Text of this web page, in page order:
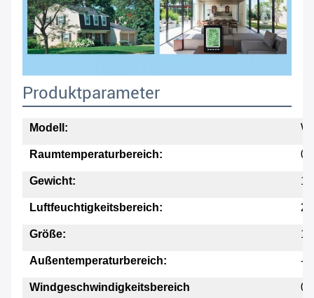
Produktparameter
Modell:
Raumtemperaturbereich: 0
Gewicht:
Luftfeuchtigkeitsbereich:
Größe:
Außentemperaturbereich: -
Windgeschwindigkeitsbereich 0